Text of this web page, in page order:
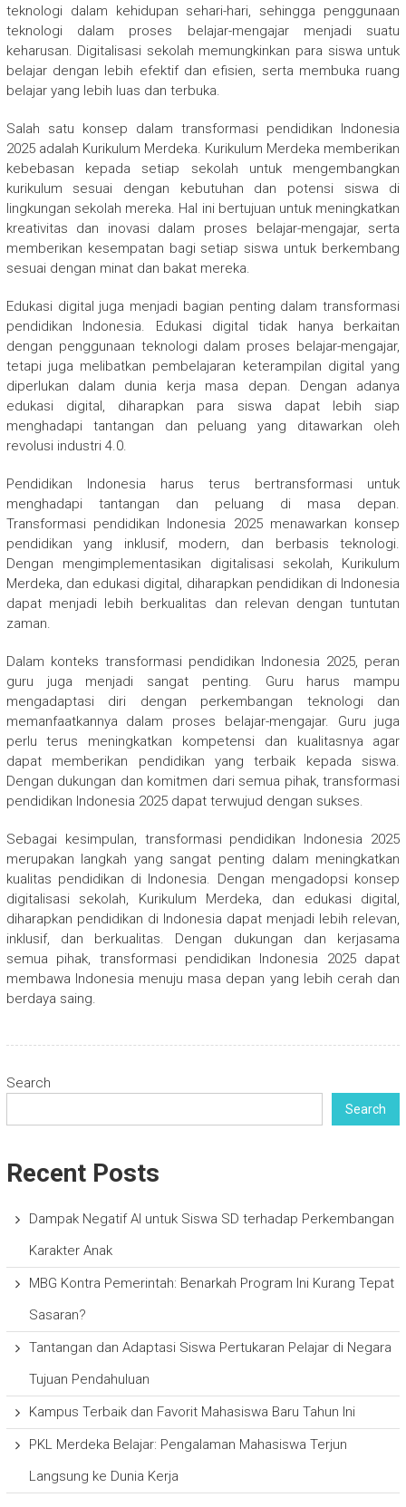
teknologi dalam kehidupan sehari-hari, sehingga penggunaan
teknologi dalam proses belajar-mengajar menjadi suatu
keharusan. Digitalisasi sekolah memungkinkan para siswa untuk
belajar dengan lebih efektif dan efisien, serta membuka ruang
belajar yang lebih luas dan terbuka.
Salah satu konsep dalam transformasi pendidikan Indonesia
2025 adalah Kurikulum Merdeka. Kurikulum Merdeka memberikan
kebebasan kepada setiap sekolah untuk mengembangkan
kurikulum sesuai dengan kebutuhan dan potensi siswa di
lingkungan sekolah mereka. Hal ini bertujuan untuk meningkatkan
kreativitas dan inovasi dalam proses belajar-mengajar, serta
memberikan kesempatan bagi setiap siswa untuk berkembang
sesuai dengan minat dan bakat mereka.
Edukasi digital juga menjadi bagian penting dalam transformasi
pendidikan Indonesia. Edukasi digital tidak hanya berkaitan
dengan penggunaan teknologi dalam proses belajar-mengajar,
tetapi juga melibatkan pembelajaran keterampilan digital yang
diperlukan dalam dunia kerja masa depan. Dengan adanya
edukasi digital, diharapkan para siswa dapat lebih siap
menghadapi tantangan dan peluang yang ditawarkan oleh
revolusi industri 4.0.
Pendidikan Indonesia harus terus bertransformasi untuk
menghadapi tantangan dan peluang di masa depan.
Transformasi pendidikan Indonesia 2025 menawarkan konsep
pendidikan yang inklusif, modern, dan berbasis teknologi.
Dengan mengimplementasikan digitalisasi sekolah, Kurikulum
Merdeka, dan edukasi digital, diharapkan pendidikan di Indonesia
dapat menjadi lebih berkualitas dan relevan dengan tuntutan
zaman.
Dalam konteks transformasi pendidikan Indonesia 2025, peran
guru juga menjadi sangat penting. Guru harus mampu
mengadaptasi diri dengan perkembangan teknologi dan
memanfaatkannya dalam proses belajar-mengajar. Guru juga
perlu terus meningkatkan kompetensi dan kualitasnya agar
dapat memberikan pendidikan yang terbaik kepada siswa.
Dengan dukungan dan komitmen dari semua pihak, transformasi
pendidikan Indonesia 2025 dapat terwujud dengan sukses.
Sebagai kesimpulan, transformasi pendidikan Indonesia 2025
merupakan langkah yang sangat penting dalam meningkatkan
kualitas pendidikan di Indonesia. Dengan mengadopsi konsep
digitalisasi sekolah, Kurikulum Merdeka, dan edukasi digital,
diharapkan pendidikan di Indonesia dapat menjadi lebih relevan,
inklusif, dan berkualitas. Dengan dukungan dan kerjasama
semua pihak, transformasi pendidikan Indonesia 2025 dapat
membawa Indonesia menuju masa depan yang lebih cerah dan
berdaya saing.
Search
Search
Recent Posts
Dampak Negatif AI untuk Siswa SD terhadap Perkembangan
Karakter Anak
MBG Kontra Pemerintah: Benarkah Program Ini Kurang Tepat
Sasaran?
Tantangan dan Adaptasi Siswa Pertukaran Pelajar di Negara
Tujuan Pendahuluan
Kampus Terbaik dan Favorit Mahasiswa Baru Tahun Ini
PKL Merdeka Belajar: Pengalaman Mahasiswa Terjun
Langsung ke Dunia Kerja